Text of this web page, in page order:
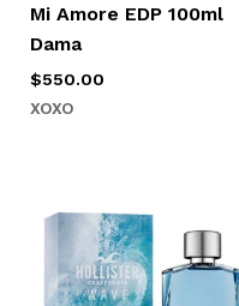
Mi Amore EDP 100ml
Dama
$550.00
XOXO